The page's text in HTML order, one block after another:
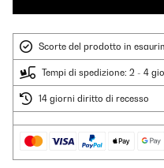
Scorte del prodotto in
Tempi di spedizione: 2 - 4
14 giorni diritto di recesso